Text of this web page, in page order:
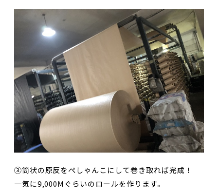
③筒状の原反をぺしゃんこにして巻き取れば完成！
一気に9,000Mぐらいのロールを作ります。